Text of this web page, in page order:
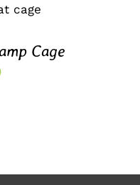
WORDEN
PRODUCTPAGINA
€35,99
Cage